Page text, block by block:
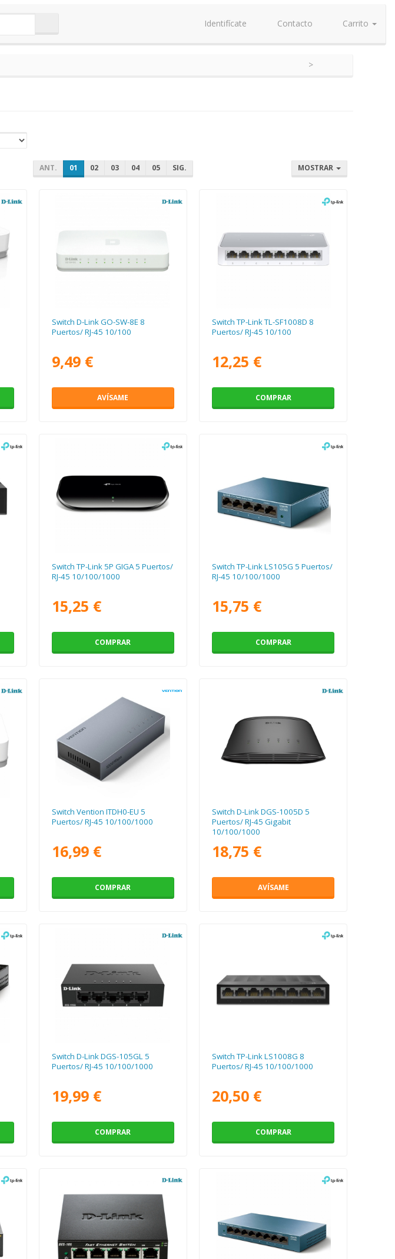
Identifícate Contacto Carrito
ANT. 01 02 03 04 05 SIG. MOSTRAR
Switch D-Link GO-SW-8E 8
Puertos/ RJ-45 10/100
9,49 €
AVÍSAME
Switch TP-Link TL-SF1008D 8
Puertos/ RJ-45 10/100
12,25 €
COMPRAR
Switch TP-Link 5P GIGA 5 Puertos/
RJ-45 10/100/1000
15,25 €
COMPRAR
Switch TP-Link LS105G 5 Puertos/
RJ-45 10/100/1000
15,75 €
COMPRAR
Switch Vention ITDH0-EU 5
Puertos/ RJ-45 10/100/1000
16,99 €
COMPRAR
Switch D-Link DGS-1005D 5
Puertos/ RJ-45 Gigabit
10/100/1000
18,75 €
AVÍSAME
Switch D-Link DGS-105GL 5
Puertos/ RJ-45 10/100/1000
19,99 €
COMPRAR
Switch TP-Link LS1008G 8
Puertos/ RJ-45 10/100/1000
20,50 €
COMPRAR